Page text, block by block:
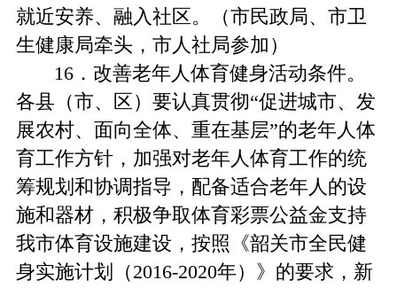
就近安养、融入社区。（市民政局、市卫
生健康局牵头，市人社局参加）
16．改善老年人体育健身活动条件。
各县（市、区）要认真贯彻“促进城市、发
展农村、面向全体、重在基层”的老年人体
育工作方针，加强对老年人体育工作的统
筹规划和协调指导，配备适合老年人的设
施和器材，积极争取体育彩票公益金支持
我市体育设施建设，按照《韶关市全民健
身实施计划（2016-2020年）》的要求，新